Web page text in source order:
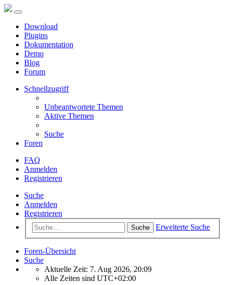
Download
Plugins
Dokumentation
Demo
Blog
Forum
Schnellzugriff
Unbeantwortete Themen
Aktive Themen
Suche
Foren
FAQ
Anmelden
Registrieren
Suche
Anmelden
Registrieren
Suche Erweiterte Suche
Foren-Übersicht
Suche
Aktuelle Zeit: 7. Aug 2026, 20:09
Alle Zeiten sind UTC+02:00